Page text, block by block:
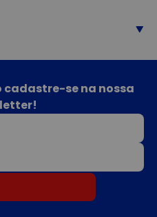
cadastre-se na nossa